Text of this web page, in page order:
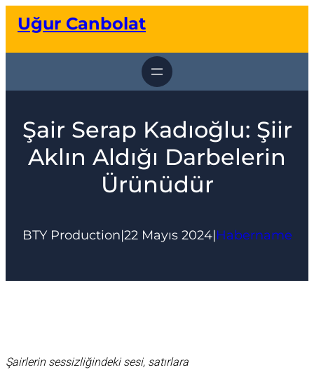
geçUğur Canbolat
Şair Serap Kadıoğlu: Şiir
Aklın Aldığı Darbelerin
Ürünüdür
BTY Production|22 Mayıs 2024|Habername
Şairlerin sessizliğindeki sesi, satırlara